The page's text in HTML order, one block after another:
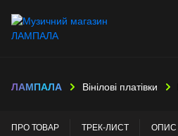
ЛАМПАЛА Вінілові платівки
ПРО ТОВАР ТРЕК-ЛИСТ ОПИС